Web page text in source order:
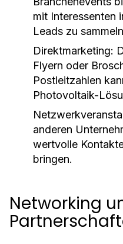
mit Interessenten
Leads zu
Direktmarketing:
Flyern oder
Postleitzahlen
Photovoltaik-
anderen
wertvolle
bringen.
Networking